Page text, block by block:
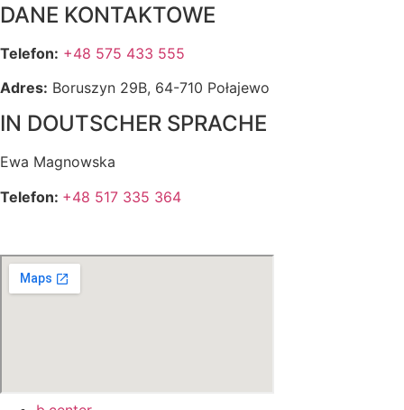
DANE KONTAKTOWE
Telefon: +48 575 433 555
Adres: Boruszyn 29B, 64-710 Połajewo
IN DOUTSCHER SPRACHE
Ewa Magnowska
Telefon: +48 517 335 364